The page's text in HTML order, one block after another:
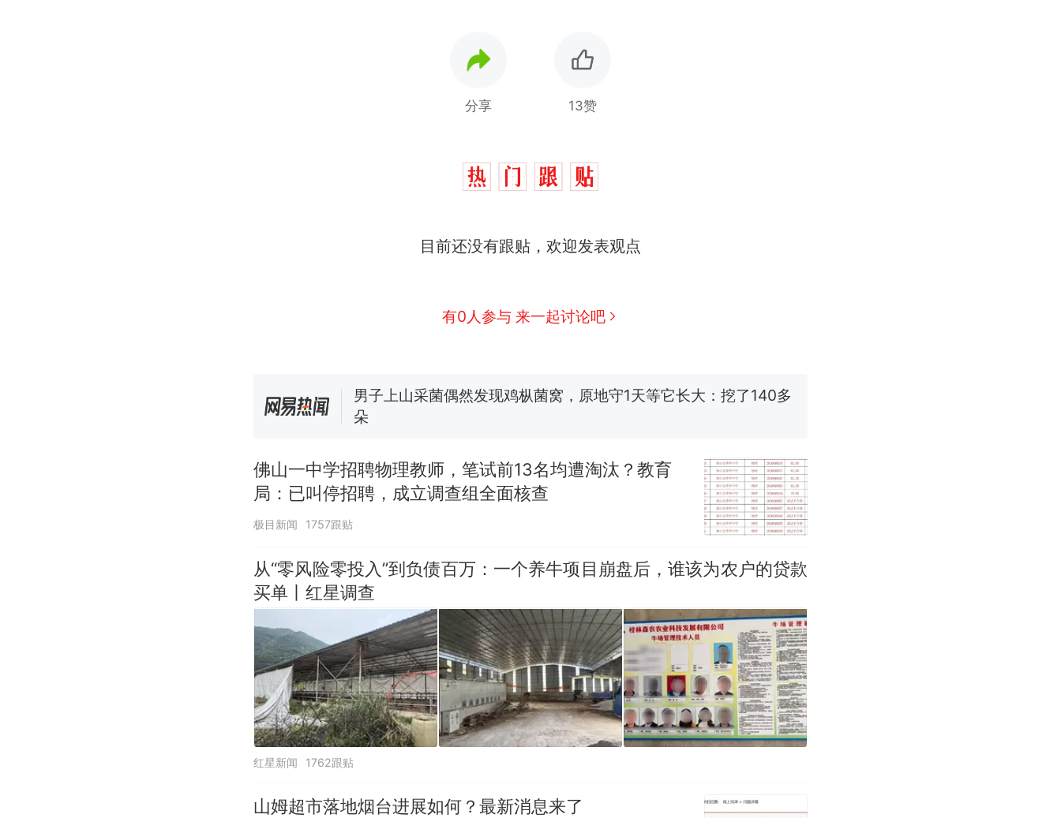
分享 13赞
目前还没有跟贴，欢迎发表观点
有0人参与 来一起讨论吧
那个在床头放菜刀的女孩，因老师一句“跟我回家”改写了人生
费大厨“全国小炒肉大王”称号，仅凭视频评出？中国烹饪协会回应
美国渔民钓获鲨鱼徒手将其拽回大海 目击者直呼震惊 （视频来源：
参考消息）
热 那个在床头放菜刀的女孩，因老师一句“跟我回家”改写了人生
佛山一中学招聘物理教师，笔试前13名均遭淘汰？教育
局：已叫停招聘，成立调查组全面核查
极目新闻 1757跟贴
从“零风险零投入”到负债百万：一个养牛项目崩盘后，谁该为农户的贷款
买单丨红星调查
红星新闻 1762跟贴
山姆超市落地烟台进展如何？最新消息来了